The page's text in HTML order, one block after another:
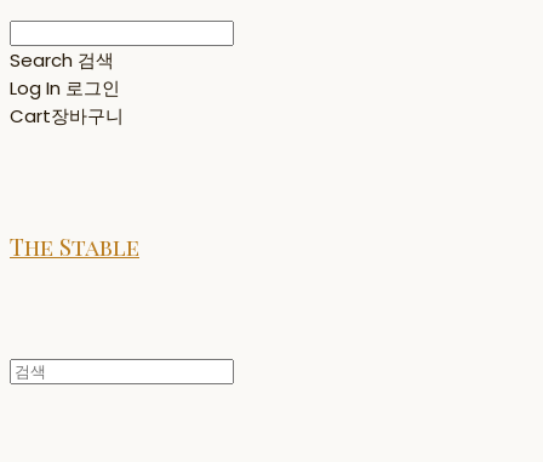
Search 검색
Log In 로그인
Cart장바구니
The Stable